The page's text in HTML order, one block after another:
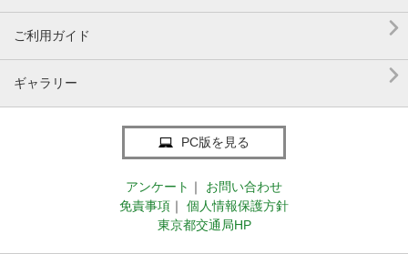
ご利用ガイド 
ギャラリー 
PC版を見る
アンケート ｜
お問い合わせ
免責事項 ｜
個人情報保護方針
東京都交通局HP